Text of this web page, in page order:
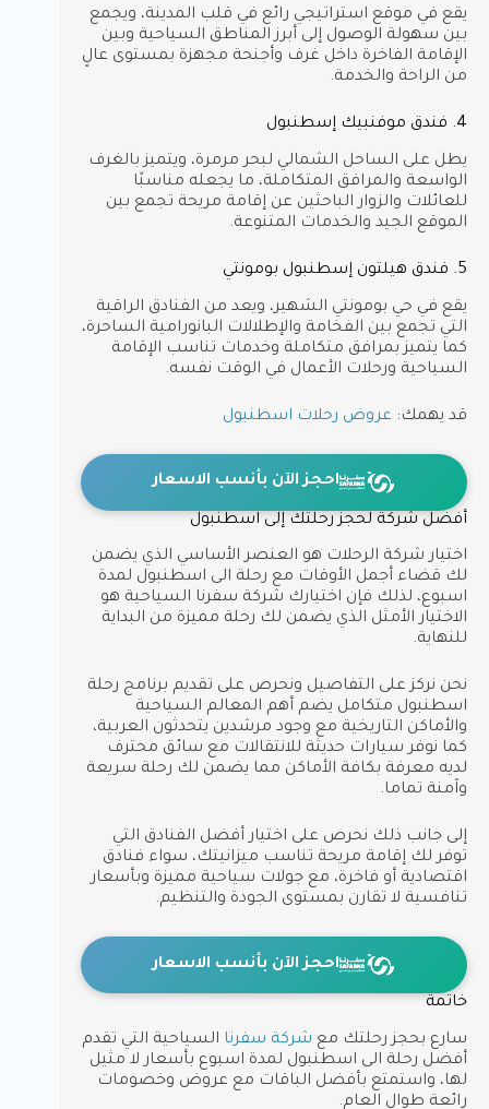
يقع في موقع استراتيجي رائع في قلب المدينة، ويجمع
بين سهولة الوصول إلى أبرز المناطق السياحية وبين
الإقامة الفاخرة داخل غرف وأجنحة مجهزة بمستوى عالٍ
من الراحة والخدمة.
4. فندق موفنبيك إسطنبول
يطل على الساحل الشمالي لبحر مرمرة، ويتميز بالغرف
الواسعة والمرافق المتكاملة، ما يجعله مناسبًا
للعائلات والزوار الباحثين عن إقامة مريحة تجمع بين
الموقع الجيد والخدمات المتنوعة.
5. فندق هيلتون إسطنبول بومونتي
يقع في حي بومونتي الشهير، ويعد من الفنادق الراقية
التي تجمع بين الفخامة والإطلالات البانورامية الساحرة،
كما يتميز بمرافق متكاملة وخدمات تناسب الإقامة
السياحية ورحلات الأعمال في الوقت نفسه.
قد يهمك: عروض رحلات اسطنبول
احجز الآن بأنسب الاسعار
أفضل شركة لحجز رحلتك إلى اسطنبول
اختيار شركة الرحلات هو العنصر الأساسي الذي يضمن
لك قضاء أجمل الأوقات مع رحلة الى اسطنبول لمدة
اسبوع، لذلك فإن اختيارك شركة سفرنا السياحية هو
الاختيار الأمثل الذي يضمن لك رحلة مميزة من البداية
للنهاية.
نحن نركز على التفاصيل ونحرص على تقديم برنامج رحلة
اسطنبول متكامل يضم أهم المعالم السياحية
والأماكن التاريخية مع وجود مرشدين يتحدثون العربية،
كما نوفر سيارات حديثة للانتقالات مع سائق محترف
لديه معرفة بكافة الأماكن مما يضمن لك رحلة سريعة
وآمنة تماما.
إلى جانب ذلك نحرص على اختيار أفضل الفنادق التي
توفر لك إقامة مريحة تناسب ميزانيتك، سواء فنادق
اقتصادية أو فاخرة، مع جولات سياحية مميزة وبأسعار
تنافسية لا تقارن بمستوى الجودة والتنظيم.
احجز الآن بأنسب الاسعار
خاتمة
سارع بحجز رحلتك مع شركة سفرنا السياحية التي تقدم
أفضل رحلة الى اسطنبول لمدة اسبوع بأسعار لا مثيل
لها، واستمتع بأفضل الباقات مع عروض وخصومات
رائعة طوال العام.